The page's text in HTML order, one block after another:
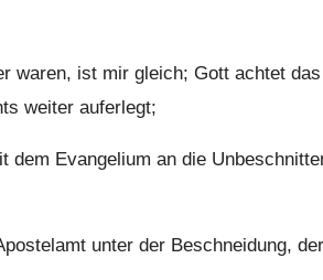
waren, ist mir gleich; Gott achtet
weiter auferlegt;
Evangelium an die
unter der Beschneidung,